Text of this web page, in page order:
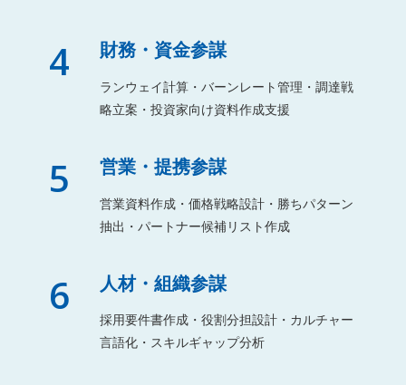
4 財務・資金参謀
ランウェイ計算・バーンレート管理・調達戦
略立案・投資家向け資料作成支援
5 営業・提携参謀
営業資料作成・価格戦略設計・勝ちパターン
抽出・パートナー候補リスト作成
6 人材・組織参謀
採用要件書作成・役割分担設計・カルチャー
言語化・スキルギャップ分析